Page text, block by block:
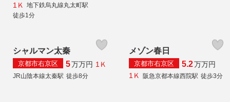
1Ｋ
地下鉄烏丸線丸太町駅
徒歩1分
シャルマン太秦
京都市右京区 5万万円 1Ｋ
JR山陰本線太秦駅 徒歩8分
メゾン春日
京都市右京区 5.2万万円
1Ｋ 阪急京都本線西院駅 徒歩3分